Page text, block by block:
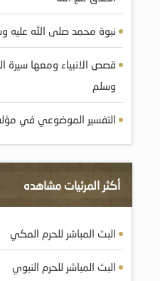
نبوة محمد صلى الله عليه
قصص الانبياء ومعها سيرة
وسلم
التفسير الموضوعي في
أكثر المرئيات مشاهده
البث المباشر للحرم المكي
البث المباشر للحرم النبوي